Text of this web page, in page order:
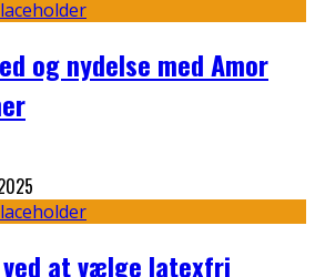
og nydelse med Amor
ved at vælge latexfri